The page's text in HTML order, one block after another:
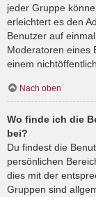
jeder Gruppe
erleichtert es den
Benutzer auf
Moderatoren eines
einem
Nach oben
Wo finde ich die
bei?
Du findest die
persönlichen
dies mit der
Gruppen sind